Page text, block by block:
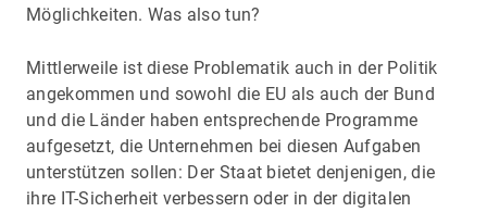
Möglichkeiten. Was also tun?
Mittlerweile ist diese Problematik auch in der Politik
angekommen und sowohl die EU als auch der Bund
und die Länder haben entsprechende Programme
aufgesetzt, die Unternehmen bei diesen Aufgaben
unterstützen sollen: Der Staat bietet denjenigen, die
ihre IT-Sicherheit verbessern oder in der digitalen